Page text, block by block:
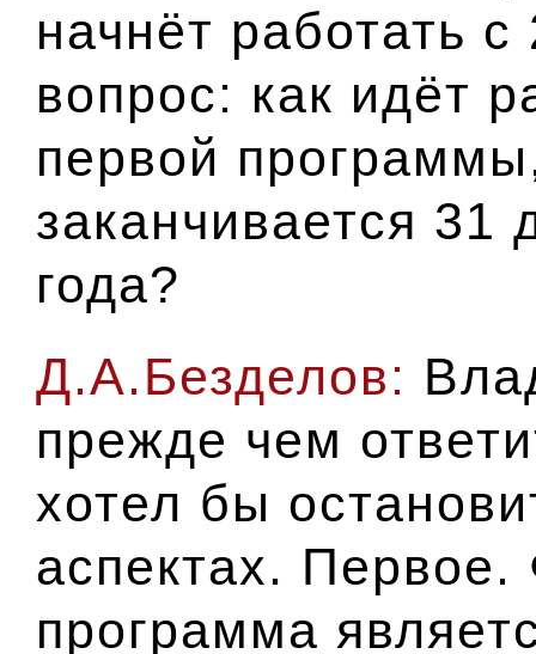
начнёт работать
вопрос: как идёт
первой
заканчивается 31
года?
Д.А.Безделов:
прежде чем
хотел бы
аспектах.
программа